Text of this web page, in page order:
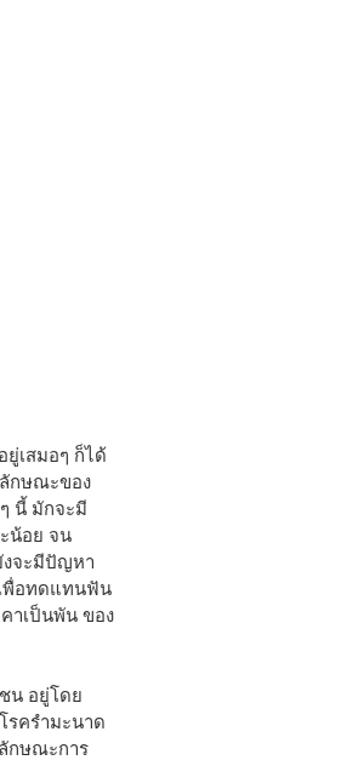
เสมอๆ ก็ได้
กษณะของ
นี้ มักจะมี
น้อย จน
งจะมีปัญหา
พื่อทดแทนฟัน
าเป็นพัน ของ
น อยู่โดย
รครำมะนาด
กษณะการ